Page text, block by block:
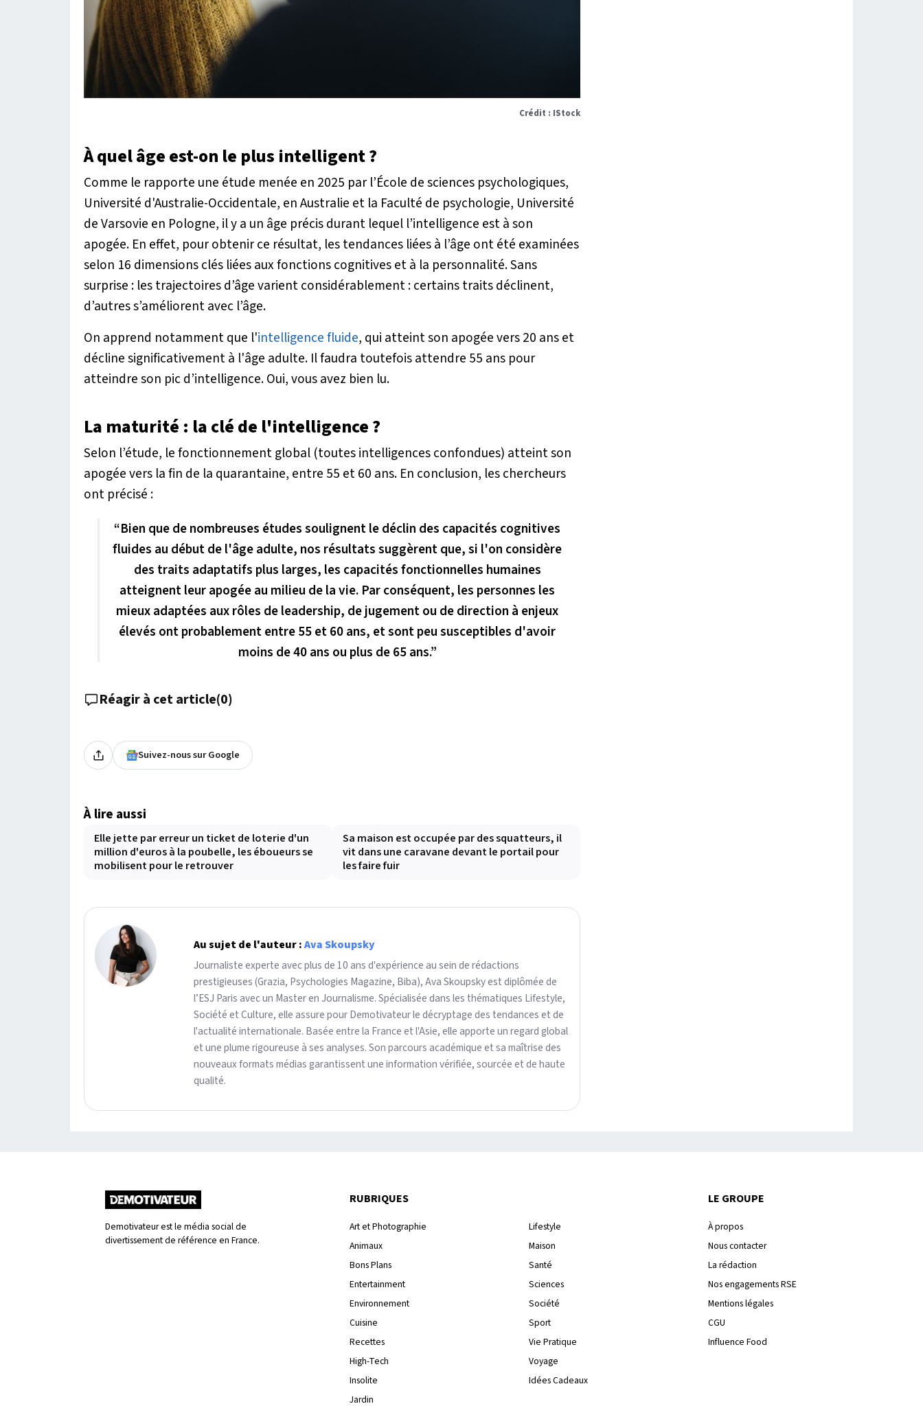
Crédit : IStock
À quel âge est-on le plus intelligent ?
Comme le rapporte une étude menée en 2025 par l’École de sciences psychologiques,
Université d'Australie-Occidentale, en Australie et la Faculté de psychologie, Université
de Varsovie en Pologne, il y a un âge précis durant lequel l’intelligence est à son
apogée. En effet, pour obtenir ce résultat, les tendances liées à l’âge ont été examinées
selon 16 dimensions clés liées aux fonctions cognitives et à la personnalité. Sans
surprise : les trajectoires d’âge varient considérablement : certains traits déclinent,
d’autres s’améliorent avec l’âge.
On apprend notamment que l'intelligence fluide, qui atteint son apogée vers 20 ans et
décline significativement à l'âge adulte. Il faudra toutefois attendre 55 ans pour
atteindre son pic d’intelligence. Oui, vous avez bien lu.
La maturité : la clé de l'intelligence ?
Selon l’étude, le fonctionnement global (toutes intelligences confondues) atteint son
apogée vers la fin de la quarantaine, entre 55 et 60 ans. En conclusion, les chercheurs
ont précisé :
“Bien que de nombreuses études soulignent le déclin des capacités cognitives
fluides au début de l'âge adulte, nos résultats suggèrent que, si l'on considère
des traits adaptatifs plus larges, les capacités fonctionnelles humaines
atteignent leur apogée au milieu de la vie. Par conséquent, les personnes les
mieux adaptées aux rôles de leadership, de jugement ou de direction à enjeux
élevés ont probablement entre 55 et 60 ans, et sont peu susceptibles d'avoir
moins de 40 ans ou plus de 65 ans.”
Réagir à cet article(0)
Suivez-nous sur Google
À lire aussi
Elle jette par erreur un ticket de loterie d'un
million d'euros à la poubelle, les éboueurs se
mobilisent pour le retrouver
Sa maison est occupée par des squatteurs, il
vit dans une caravane devant le portail pour
les faire fuir
Au sujet de l'auteur :Ava Skoupsky
Journaliste experte avec plus de 10 ans d'expérience au sein de rédactions
prestigieuses (Grazia, Psychologies Magazine, Biba), Ava Skoupsky est diplômée de
l’ESJ Paris avec un Master en Journalisme. Spécialisée dans les thématiques Lifestyle,
Société et Culture, elle assure pour Demotivateur le décryptage des tendances et de
l'actualité internationale. Basée entre la France et l'Asie, elle apporte un regard global
et une plume rigoureuse à ses analyses. Son parcours académique et sa maîtrise des
nouveaux formats médias garantissent une information vérifiée, sourcée et de haute
qualité.
Demotivateur est le média social de
divertissement de référence en France.
RUBRIQUES
Art et Photographie
Animaux
Bons Plans
Entertainment
Environnement
Cuisine
Recettes
High-Tech
Insolite
Jardin
Lifestyle
Maison
Santé
Sciences
Société
Sport
Vie Pratique
Voyage
Idées Cadeaux
LE GROUPE
À propos
Nous contacter
La rédaction
Nos engagements RSE
Mentions légales
CGU
Influence Food